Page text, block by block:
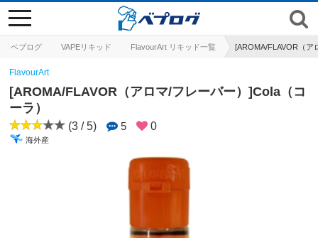
ベプログ VAPEリキッド FlavourArt リキッド一覧 [AROMA/FLAVOR（ア
toggle
navigation
FlavourArt
[AROMA/FLAVOR（アロマ/フレーバー）]Cola（コ
ーラ）
(3 / 5) 5 0
海外産